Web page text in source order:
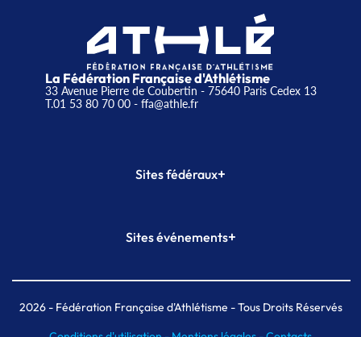
La Fédération Française d'Athlétisme
33 Avenue Pierre de Coubertin - 75640 Paris Cedex 13
T.01 53 80 70 00- ffa@athle.fr
Sites fédéraux+
Plateforme Formation
Sites événements+
Meeting de Paris indoor
MAIF Ekiden de Paris
2026- Fédération Française d'Athlétisme - Tous Droits Réservés